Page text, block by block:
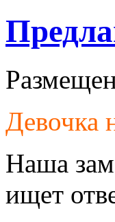
Девочка
Наша
ищет